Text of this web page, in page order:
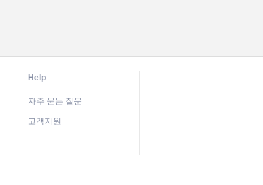
Help
자주 묻는 질문
고객지원